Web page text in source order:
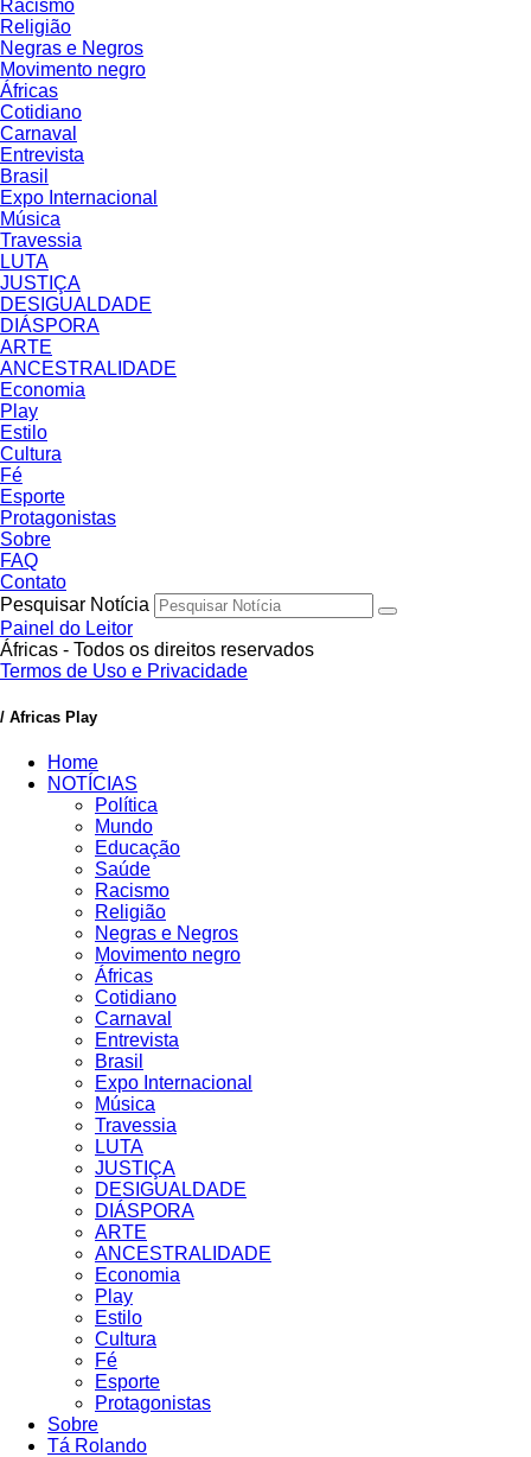
Racismo
Religião
Negras e Negros
Movimento negro
Áfricas
Cotidiano
Carnaval
Entrevista
Brasil
Expo Internacional
Música
Travessia
LUTA
JUSTIÇA
DESIGUALDADE
DIÁSPORA
ARTE
ANCESTRALIDADE
Economia
Play
Estilo
Cultura
Fé
Esporte
Protagonistas
Sobre
FAQ
Contato
Pesquisar Notícia
Painel do Leitor
Áfricas - Todos os direitos reservados
Termos de Uso e Privacidade
/ Africas Play
Home
NOTÍCIAS
Política
Mundo
Educação
Saúde
Racismo
Religião
Negras e Negros
Movimento negro
Áfricas
Cotidiano
Carnaval
Entrevista
Brasil
Expo Internacional
Música
Travessia
LUTA
JUSTIÇA
DESIGUALDADE
DIÁSPORA
ARTE
ANCESTRALIDADE
Economia
Play
Estilo
Cultura
Fé
Esporte
Protagonistas
Sobre
Tá Rolando